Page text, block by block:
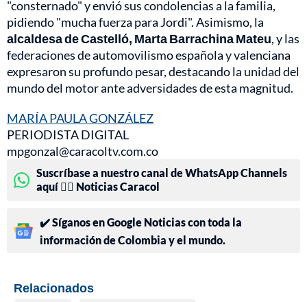
"consternado" y envió sus condolencias a la familia,
pidiendo "mucha fuerza para Jordi". Asimismo, la
alcaldesa de Castelló, Marta Barrachina Mateu, y las
federaciones de automovilismo española y valenciana
expresaron su profundo pesar, destacando la unidad del
mundo del motor ante adversidades de esta magnitud.
MARÍA PAULA GONZÁLEZ
PERIODISTA DIGITAL
mpgonzal@caracoltv.com.co
Suscríbase a nuestro canal de WhatsApp Channels
aquí 👉🏻 Noticias Caracol
✔️ Síganos en Google Noticias con toda la
información de Colombia y el mundo.
Relacionados